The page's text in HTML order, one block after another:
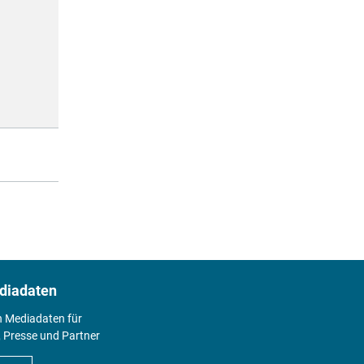
Mediadaten für
Presse und Partner